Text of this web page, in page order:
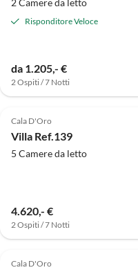
2 Camere da letto
Risponditore Veloce
da 1.205,- €
2 Ospiti / 7 Notti
5.0 (1)
Cala D'Oro
Villa Ref.139
5 Camere da letto
4.620,- €
2 Ospiti / 7 Notti
Cala D'Oro